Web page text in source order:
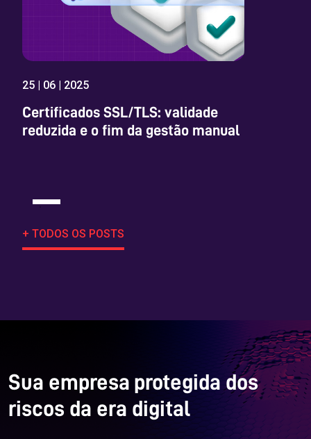
25 | 06 | 2025
Certificados SSL/TLS: validade
reduzida e o fim da gestão manual
+ TODOS OS POSTS
Sua empresa protegida dos
riscos da era digital